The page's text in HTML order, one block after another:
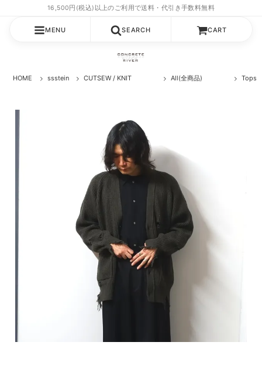
MENU SEARCH CART
HOME ssstein CUTSEW / KNIT All(全商品) Tops